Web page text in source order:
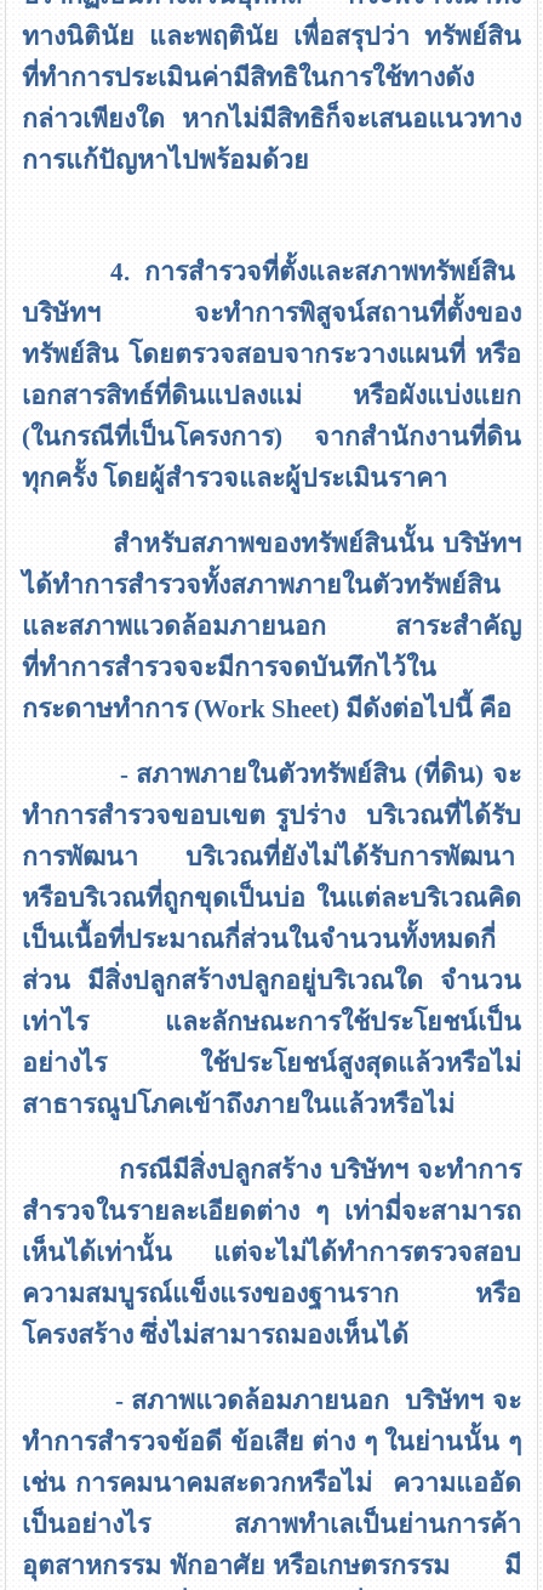
ทางนิตินัย และพฤตินัย เพื่อสรุปว่า ทรัพย์สิน
ที่ทำการประเมินค่ามีสิทธิในการใช้ทางดัง
กล่าวเพียงใด หากไม่มีสิทธิก็จะเสนอแนวทาง
การแก้ปัญหาไปพร้อมด้วย
4. การสำรวจที่ตั้งและสภาพทรัพย์สิน
บริษัทฯ จะทำการพิสูจน์สถานที่ตั้งของ
ทรัพย์สิน โดยตรวจสอบจากระวางแผนที่ หรือ
เอกสารสิทธ์ที่ดินแปลงแม่ หรือผังแบ่งแยก
(ในกรณีที่เป็นโครงการ) จากสำนักงานที่ดิน
ทุกครั้ง โดยผู้สำรวจและผู้ประเมินราคา
สำหรับสภาพของทรัพย์สินนั้น บริษัทฯ
ได้ทำการสำรวจทั้งสภาพภายในตัวทรัพย์สิน
และสภาพแวดล้อมภายนอก สาระสำคัญ
ที่ทำการสำรวจจะมีการจดบันทึกไว้ใน
กระดาษทำการ (Work Sheet) มีดังต่อไปนี้ คือ
- สภาพภายในตัวทรัพย์สิน (ที่ดิน) จะ
ทำการสำรวจขอบเขต รูปร่าง บริเวณที่ได้รับ
การพัฒนา บริเวณที่ยังไม่ได้รับการพัฒนา
หรือบริเวณที่ถูกขุดเป็นบ่อ ในแต่ละบริเวณคิด
เป็นเนื้อที่ประมาณกี่ส่วนในจำนวนทั้งหมดกี่
ส่วน มีสิ่งปลูกสร้างปลูกอยู่บริเวณใด จำนวน
เท่าไร และลักษณะการใช้ประโยชน์เป็น
อย่างไร ใช้ประโยชน์สูงสุดแล้วหรือไม่
สาธารณูปโภคเข้าถึงภายในแล้วหรือไม่
กรณีมีสิ่งปลูกสร้าง บริษัทฯ จะทำการ
สำรวจในรายละเอียดต่าง ๆ เท่ามี่จะสามารถ
เห็นได้เท่านั้น แต่จะไม่ได้ทำการตรวจสอบ
ความสมบูรณ์แข็งแรงของฐานราก หรือ
โครงสร้าง ซึ่งไม่สามารถมองเห็นได้
- สภาพแวดล้อมภายนอก บริษัทฯ จะ
ทำการสำรวจข้อดี ข้อเสีย ต่าง ๆ ในย่านนั้น ๆ
เช่น การคมนาคมสะดวกหรือไม่ ความแออัด
เป็นอย่างไร สภาพทำเลเป็นย่านการค้า
อุตสาหกรรม พักอาศัย หรือเกษตรกรรม มี